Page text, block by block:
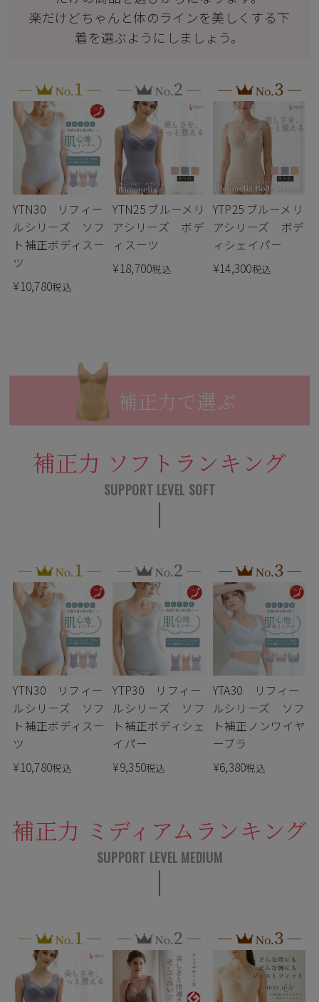
楽だけどちゃんと体のラインを美しくする下
着を選ぶようにしましょう。
YTN30 リフィー
ルシリーズ ソフ
ト補正ボディスー
ツ
¥10,780税込
YTN25 ブルーメリ
アシリーズ ボデ
ィスーツ
¥18,700税込
YTP25 ブルーメリ
アシリーズ ボデ
ィシェイパー
¥14,300税込
補正力で選ぶ
補正力 ソフトランキング
YTN30 リフィー
ルシリーズ ソフ
ト補正ボディスー
ツ
¥10,780税込
YTP30 リフィー
ルシリーズ ソフ
ト補正ボディシェ
イパー
¥9,350税込
YTA30 リフィー
ルシリーズ ソフ
ト補正ノンワイヤ
ーブラ
¥6,380税込
補正力 ミディアムランキング